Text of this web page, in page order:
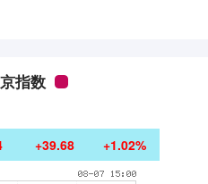
指数
+39.68 +1.02%